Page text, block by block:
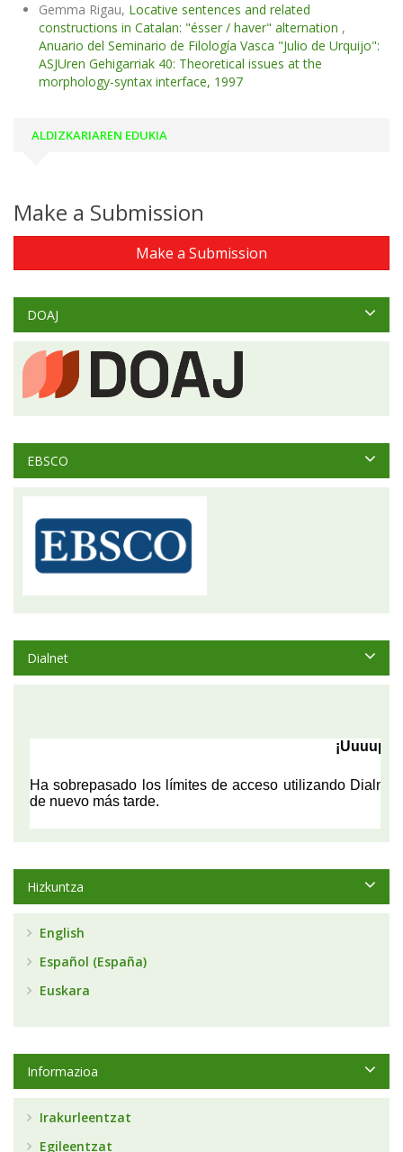
Gemma Rigau, Locative sentences and related
constructions in Catalan: "ésser / haver" alternation ,
Anuario del Seminario de Filología Vasca "Julio de Urquijo":
ASJUren Gehigarriak 40: Theoretical issues at the
morphology-syntax interface, 1997
ALDIZKARIAREN EDUKIA
Make a Submission
Make a Submission
DOAJ
EBSCO
Dialnet
Hizkuntza
English
Español (España)
Euskara
Informazioa
Irakurleentzat
Egileentzat